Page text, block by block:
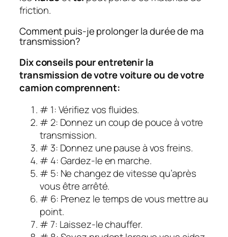
friction.
Comment puis-je prolonger la durée de ma
transmission?
Dix conseils pour entretenir la
transmission de votre voiture ou de votre
camion comprennent:
# 1: Vérifiez vos fluides.
# 2: Donnez un coup de pouce à votre
transmission.
# 3: Donnez une pause à vos freins.
# 4: Gardez-le en marche.
# 5: Ne changez de vitesse qu’après
vous être arrêté.
# 6: Prenez le temps de vous mettre au
point.
# 7: Laissez-le chauffer.